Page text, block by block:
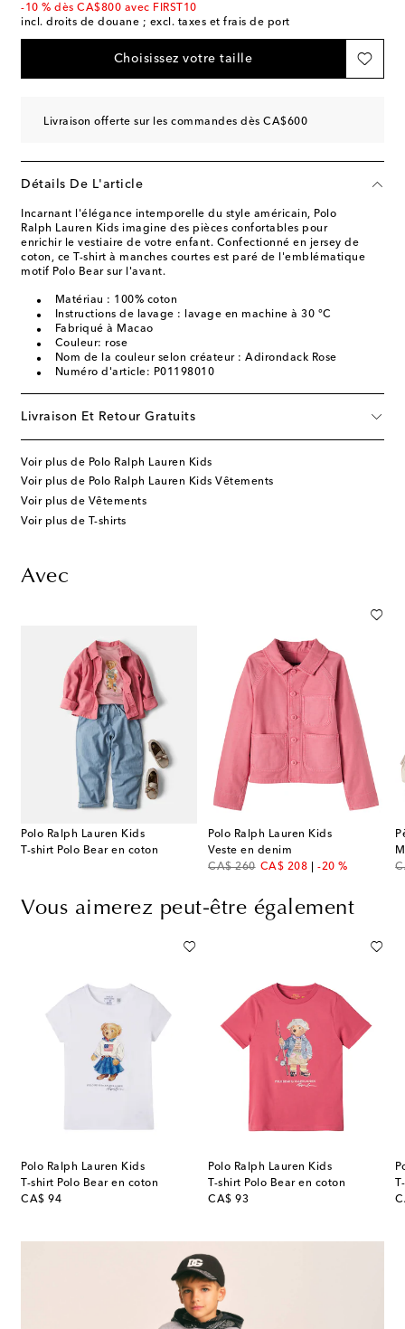
-10 % dès CA$800 avec FIRST10
incl. droits de douane ; excl. taxes et frais de port
Choisissez votre taille
Livraison offerte sur les commandes dès CA$600
Détails De L'article
Incarnant l'élégance intemporelle du style américain, Polo
Ralph Lauren Kids imagine des pièces confortables pour
enrichir le vestiaire de votre enfant. Confectionné en jersey de
coton, ce T-shirt à manches courtes est paré de l'emblématique
motif Polo Bear sur l'avant.
Matériau : 100% coton
Instructions de lavage : lavage en machine à 30 °C
Fabriqué à Macao
Couleur: rose
Nom de la couleur selon créateur : Adirondack Rose
Numéro d'article: P01198010
Livraison Et Retour Gratuits
Voir plus de Polo Ralph Lauren Kids
Voir plus de Polo Ralph Lauren Kids Vêtements
Voir plus de Vêtements
Voir plus de T-shirts
Avec
Polo Ralph Lauren Kids
T-shirt Polo Bear en coton
Polo Ralph Lauren Kids
Veste en denim
CA$ 260
original priceCA$ 208
discount price
-20 %
Vous aimerez peut-être également
Polo Ralph Lauren Kids
T-shirt Polo Bear en coton
CA$ 94
original price
Polo Ralph Lauren Kids
T-shirt Polo Bear en coton
CA$ 93
original price